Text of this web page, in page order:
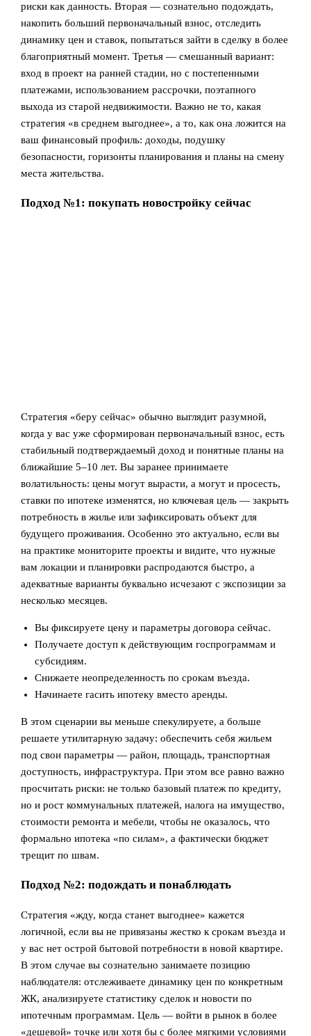
риски как данность. Вторая — сознательно подождать,
накопить больший первоначальный взнос, отследить
динамику цен и ставок, попытаться зайти в сделку в более
благоприятный момент. Третья — смешанный вариант:
вход в проект на ранней стадии, но с постепенными
платежами, использованием рассрочки, поэтапного
выхода из старой недвижимости. Важно не то, какая
стратегия «в среднем выгоднее», а то, как она ложится на
ваш финансовый профиль: доходы, подушку
безопасности, горизонты планирования и планы на смену
места жительства.
Подход №1: покупать новостройку сейчас
Стратегия «беру сейчас» обычно выглядит разумной,
когда у вас уже сформирован первоначальный взнос, есть
стабильный подтверждаемый доход и понятные планы на
ближайшие 5–10 лет. Вы заранее принимаете
волатильность: цены могут вырасти, а могут и просесть,
ставки по ипотеке изменятся, но ключевая цель — закрыть
потребность в жилье или зафиксировать объект для
будущего проживания. Особенно это актуально, если вы
на практике мониторите проекты и видите, что нужные
вам локации и планировки распродаются быстро, а
адекватные варианты буквально исчезают с экспозиции за
несколько месяцев.
Вы фиксируете цену и параметры договора сейчас.
Получаете доступ к действующим госпрограммам и
субсидиям.
Снижаете неопределенность по срокам въезда.
Начинаете гасить ипотеку вместо аренды.
В этом сценарии вы меньше спекулируете, а больше
решаете утилитарную задачу: обеспечить себя жильем
под свои параметры — район, площадь, транспортная
доступность, инфраструктура. При этом все равно важно
просчитать риски: не только базовый платеж по кредиту,
но и рост коммунальных платежей, налога на имущество,
стоимости ремонта и мебели, чтобы не оказалось, что
формально ипотека «по силам», а фактически бюджет
трещит по швам.
Подход №2: подождать и понаблюдать
Стратегия «жду, когда станет выгоднее» кажется
логичной, если вы не привязаны жестко к срокам въезда и
у вас нет острой бытовой потребности в новой квартире.
В этом случае вы сознательно занимаете позицию
наблюдателя: отслеживаете динамику цен по конкретным
ЖК, анализируете статистику сделок и новости по
ипотечным программам. Цель — войти в рынок в более
«дешевой» точке или хотя бы с более мягкими условиями